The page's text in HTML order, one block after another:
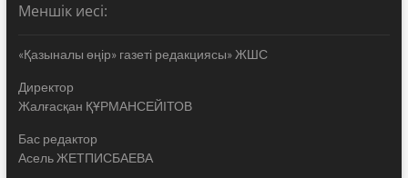
Меншік иесі:
«Қазыналы өңір» газеті редакциясы» ЖШС
Директор
Жалғасқан ҚҰРМАНСЕЙІТОВ
Бас редактор
Асель ЖЕТПИСБАЕВА